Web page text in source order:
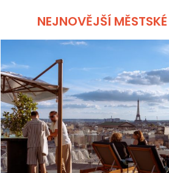
NEJNOVĚJŠÍ